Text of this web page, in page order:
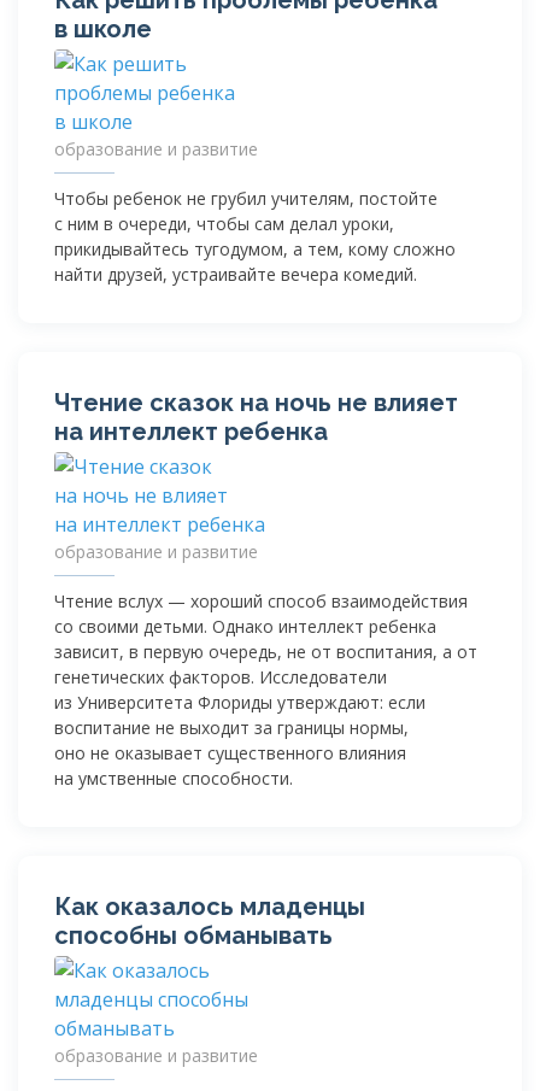
в школе
образование и развитие
Чтобы ребенок не грубил учителям, постойте
с ним в очереди, чтобы сам делал уроки,
прикидывайтесь тугодумом, а тем, кому сложно
найти друзей, устраивайте вечера комедий.
Чтение сказок на ночь не влияет
на интеллект ребенка
образование и развитие
Чтение вслух — хороший способ взаимодействия
со своими детьми. Однако интеллект ребенка
зависит, в первую очередь, не от воспитания, а от
генетических факторов. Исследователи
из Университета Флориды утверждают: если
воспитание не выходит за границы нормы,
оно не оказывает существенного влияния
на умственные способности.
Как оказалось младенцы
способны обманывать
образование и развитие